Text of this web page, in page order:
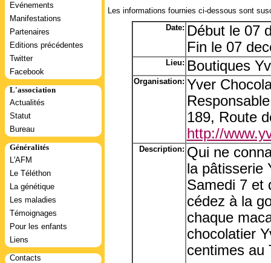
Evénements
Manifestations
Partenaires
Editions précédentes
Twitter
Facebook
L'association
Actualités
Statut
Bureau
Généralités
L'AFM
Le Téléthon
La génétique
Les maladies
Témoignages
Pour les enfants
Liens
Contacts
Les informations fournies ci-dessous sont
Date: Début le 07
Fin le 07
Lieu: Boutiques
Organisation: Yver
189, Route
http://
Description: Qui ne
la pâtisserie
Samedi 7 et
cédez à la
chaque
chocolatier
centimes au